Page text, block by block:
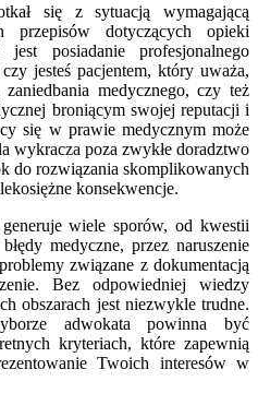
się z sytuacją wymagającą
przepisów dotyczących opieki
posiadanie profesjonalnego
jesteś pacjentem, który uważa,
medycznego, czy też
broniącym swojej reputacji i
się w prawie medycznym może
wykracza poza zwykłe doradztwo
do rozwiązania skomplikowanych
konsekwencje.
wiele sporów, od kwestii
medyczne, przez naruszenie
związane z dokumentacją
Bez odpowiedniej wiedzy
obszarach jest niezwykle trudne.
adwokata powinna być
kryteriach, które zapewnią
Twoich interesów w